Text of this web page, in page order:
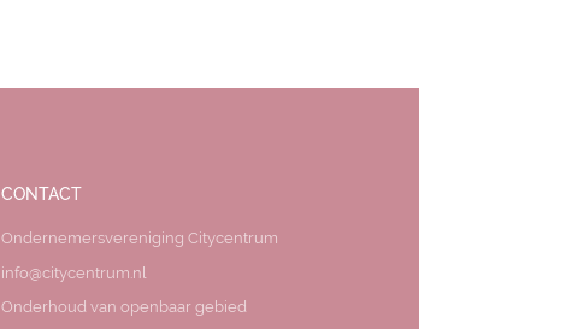
CONTACT
Ondernemersvereniging Citycentrum
info@citycentrum.nl
Onderhoud van openbaar gebied